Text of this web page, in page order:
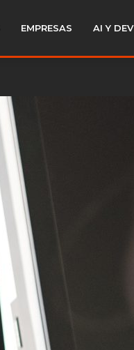
EMPRESAS AI Y DEV